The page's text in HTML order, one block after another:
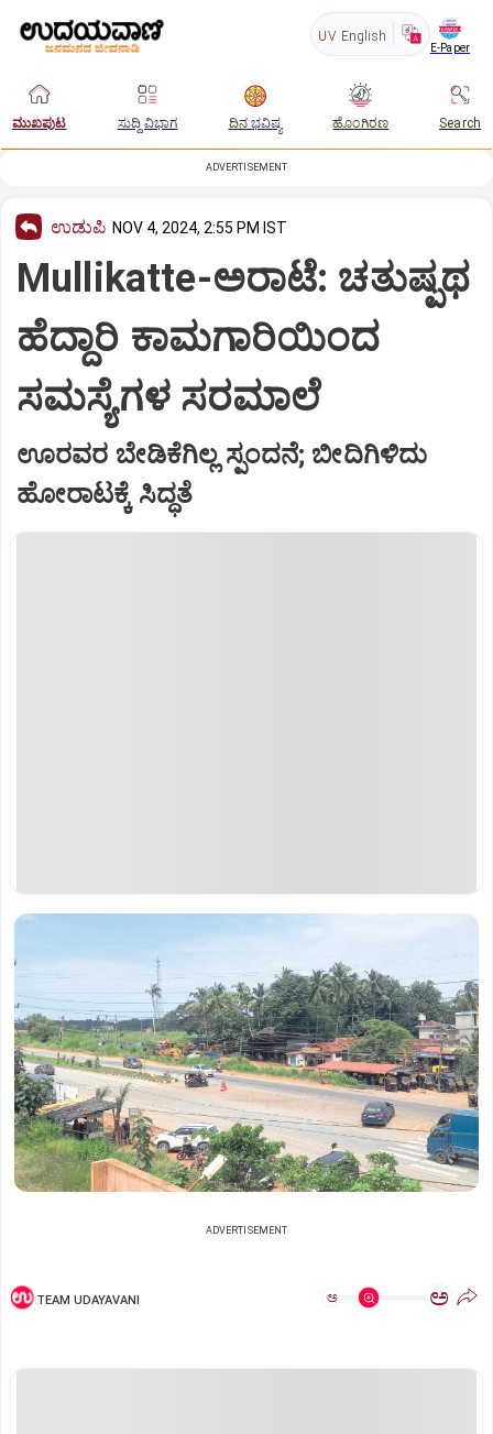
UV English
E-Paper
ಮುಖಪುಟ ಸುದ್ದಿ ವಿಭಾಗ ದಿನ ಭವಿಷ್ಯ ಹೊಂಗಿರಣ Search
ADVERTISEMENT
ಉಡುಪಿ NOV 4, 2024, 2:55 PM IST
Mullikatte-ಅರಾಟೆ: ಚತುಷ್ಪಥ
ಹೆದ್ದಾರಿ ಕಾಮಗಾರಿಯಿಂದ
ಸಮಸ್ಯೆಗಳ ಸರಮಾಲೆ
ಊರವರ ಬೇಡಿಕೆಗಿಲ್ಲ ಸ್ಪಂದನೆ; ಬೀದಿಗಿಳಿದು
ಹೋರಾಟಕ್ಕೆ ಸಿದ್ಧತೆ
ADVERTISEMENT
TEAM UDAYAVANI ಅ ಅ